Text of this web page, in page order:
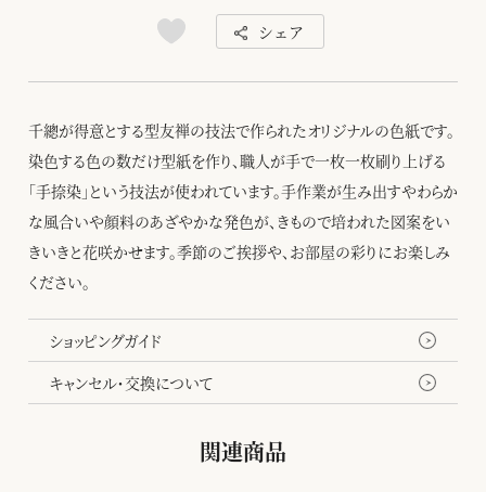
シェア
千總が得意とする型友禅の技法で作られたオリジナルの色紙です。
染色する色の数だけ型紙を作り、職人が手で一枚一枚刷り上げる
「手捺染」という技法が使われています。手作業が生み出すやわらか
な風合いや顔料のあざやかな発色が、きもので培われた図案をい
きいきと花咲かせます。季節のご挨拶や、お部屋の彩りにお楽しみ
ください。
ショッピングガイド
キャンセル・交換について
関連商品